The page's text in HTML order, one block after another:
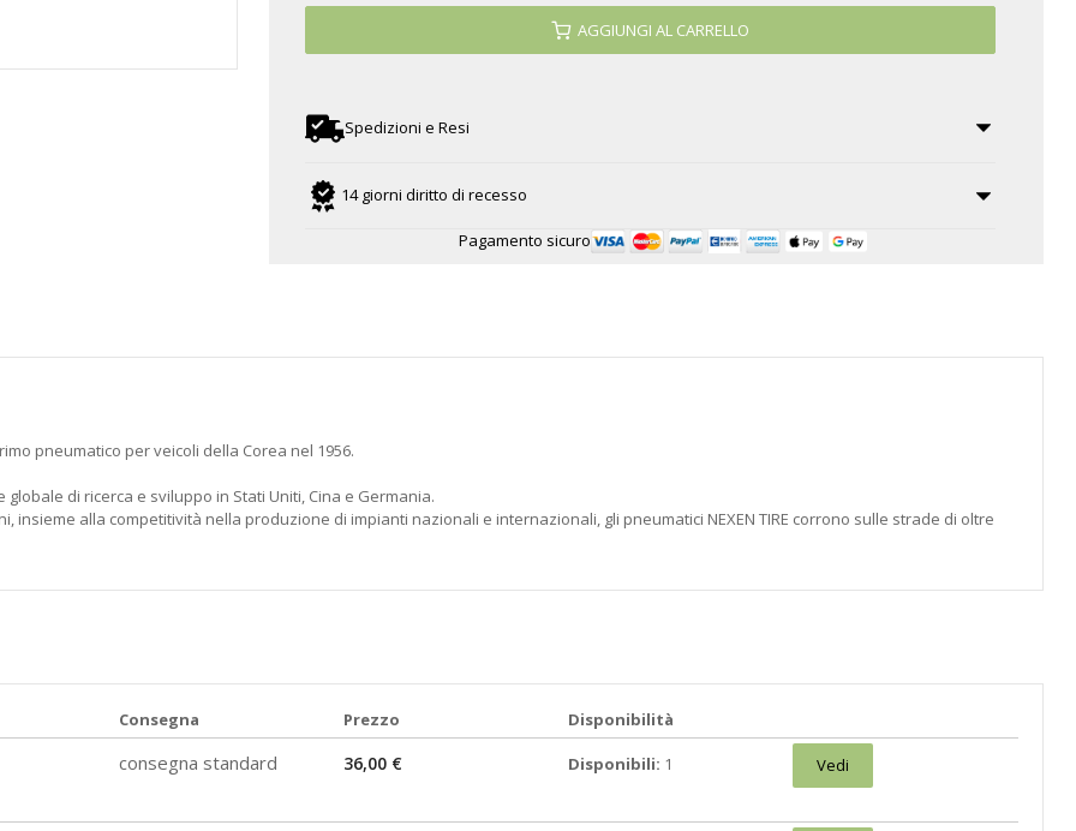
AGGIUNGI AL CARRELLO
Spedizioni e Resi
14 giorni diritto di recesso
Pagamento sicuro
pneumatico per veicoli della Corea nel 1956.
di ricerca e sviluppo in Stati Uniti, Cina e Germania.
insieme alla competitività nella produzione di impianti nazionali e internazionali, gli pneumatici NEXEN TIRE corrono sulle strade di oltre
Consegna Prezzo Disponibilità
consegna standard 36,00 € Disponibili: 1 Vedi